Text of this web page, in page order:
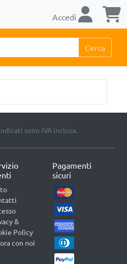
Accedi
Cerca
sono IVA inclusa.
&
Policy
con noi
Pagamenti
sicuri